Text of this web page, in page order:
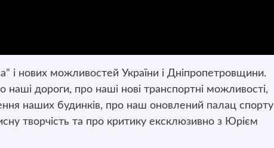
і нових можливостей України і Дніпропетровщини.
дороги, про наші нові транспортні можливості,
наших будинків, про наш оновлений палац спорту
творчість та про критику ексклюзивно з Юрієм